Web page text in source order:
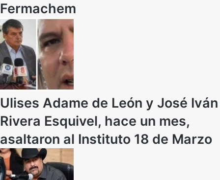
Fermachem
Ulises Adame de León y José Iván
Rivera Esquivel, hace un mes,
asaltaron al Instituto 18 de Marzo